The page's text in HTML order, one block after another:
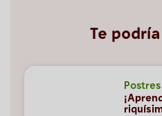
Te